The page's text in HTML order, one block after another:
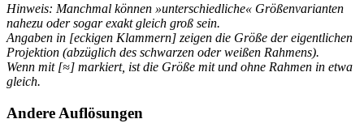
Hinweis: Manchmal können »unterschiedliche« Größenvarianten
nahezu oder sogar exakt gleich groß sein.
Angaben in [eckigen Klammern] zeigen die Größe der eigentlichen
Projektion (abzüglich des schwarzen oder weißen Rahmens).
Wenn mit [≈] markiert, ist die Größe mit und ohne Rahmen in etwa
gleich.
Andere Auflösungen